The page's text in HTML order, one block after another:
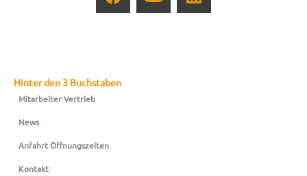
Hinter den 3 Buchstaben
Mitarbeiter Vertrieb
News
Anfahrt Öffnungszeiten
Kontakt